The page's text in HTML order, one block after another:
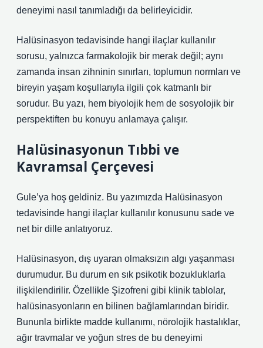
deneyimi nasıl tanımladığı da belirleyicidir.
Halüsinasyon tedavisinde hangi ilaçlar kullanılır
sorusu, yalnızca farmakolojik bir merak değil; aynı
zamanda insan zihninin sınırları, toplumun normları ve
bireyin yaşam koşullarıyla ilgili çok katmanlı bir
sorudur. Bu yazı, hem biyolojik hem de sosyolojik bir
perspektiften bu konuyu anlamaya çalışır.
Halüsinasyonun Tıbbi ve
Kavramsal Çerçevesi
Gule’ya hoş geldiniz. Bu yazımızda Halüsinasyon
tedavisinde hangi ilaçlar kullanılır konusunu sade ve
net bir dille anlatıyoruz.
Halüsinasyon, dış uyaran olmaksızın algı yaşanması
durumudur. Bu durum en sık psikotik bozukluklarla
ilişkilendirilir. Özellikle Şizofreni gibi klinik tablolar,
halüsinasyonların en bilinen bağlamlarından biridir.
Bununla birlikte madde kullanımı, nörolojik hastalıklar,
ağır travmalar ve yoğun stres de bu deneyimi